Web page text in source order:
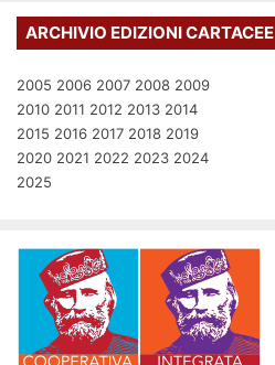
ARCHIVIO EDIZIONI CARTACEE
2005 2006 2007 2008 2009
2010 2011 2012 2013 2014
2015 2016 2017 2018 2019
2020 2021 2022 2023 2024
2025